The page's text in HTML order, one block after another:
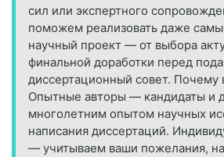
сил или экспертного
поможем реализовать даже
научный проект — от выбора
финальной доработки перед
диссертационный совет. Почему
Опытные авторы — кандидаты и
многолетним опытом научных
написания диссертаций.
— учитываем ваши пожелания,